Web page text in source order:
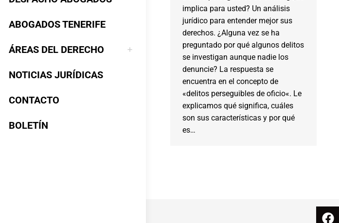
ABOGADOS TENERIFE
ÁREAS DEL DERECHO
NOTICIAS JURÍDICAS
CONTACTO
BOLETÍN
implica para usted? Un análisis
jurídico para entender mejor sus
derechos. ¿Alguna vez se ha
preguntado por qué algunos delitos
se investigan aunque nadie los
denuncie? La respuesta se
encuentra en el concepto de
«delitos perseguibles de oficio«. Le
explicamos qué significa, cuáles
son sus características y por qué
es…